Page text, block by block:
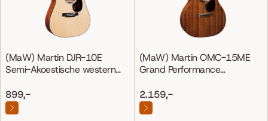
(MaW) Martin DJR-10E
Semi-Akoestische western
899,-
(MaW) Martin OMC-15ME
Grand Performance
2.159,-